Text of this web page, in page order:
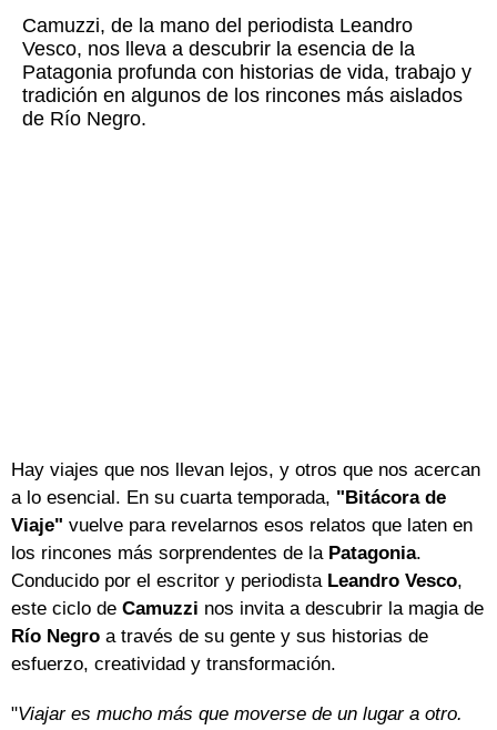
Camuzzi, de la mano del periodista Leandro
Vesco, nos lleva a descubrir la esencia de la
Patagonia profunda con historias de vida, trabajo y
tradición en algunos de los rincones más aislados
de Río Negro.
Hay viajes que nos llevan lejos, y otros que nos acercan
a lo esencial. En su cuarta temporada, "Bitácora de
Viaje" vuelve para revelarnos esos relatos que laten en
los rincones más sorprendentes de la Patagonia.
Conducido por el escritor y periodista Leandro Vesco,
este ciclo de Camuzzi nos invita a descubrir la magia de
Río Negro a través de su gente y sus historias de
esfuerzo, creatividad y transformación.
"Viajar es mucho más que moverse de un lugar a otro.